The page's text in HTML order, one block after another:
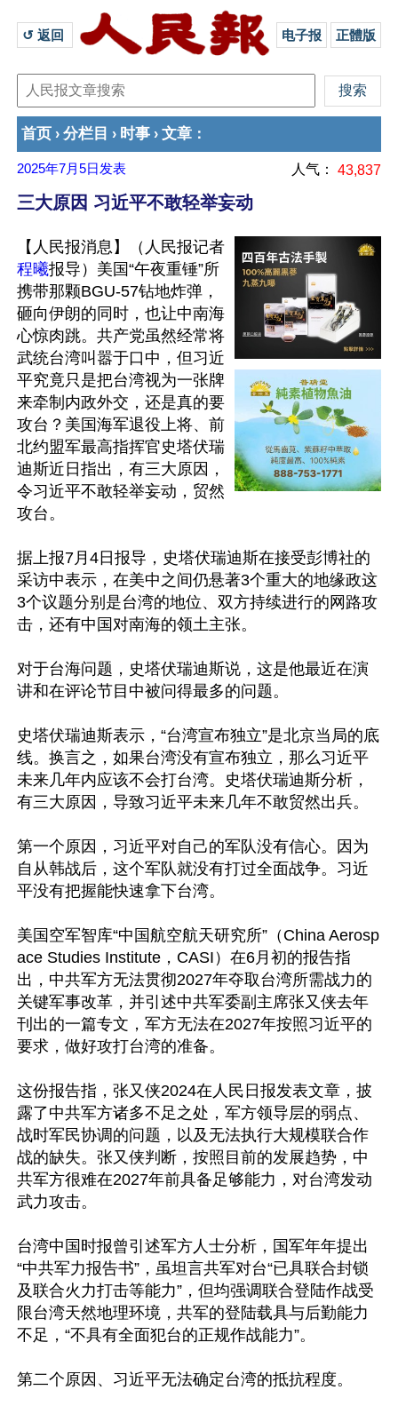
↺ 返回 电子报 正體版
首页 › 分栏目 › 时事 › 文章 ：
2025年7月5日 发表 人气： 43,837
三大原因 习近平不敢轻举妄动
【人民报消息】（人民报记者
程曦报导）美国“午夜重锤”所
携带那颗BGU-57钻地炸弹，
砸向伊朗的同时，也让中南海
心惊肉跳。共产党虽然经常将
武统台湾叫嚣于口中，但习近
平究竟只是把台湾视为一张牌
来牵制内政外交，还是真的要
攻台？美国海军退役上将、前
北约盟军最高指挥官史塔伏瑞
迪斯近日指出，有三大原因，
令习近平不敢轻举妄动，贸然
攻台。
据上报7月4日报导，史塔伏瑞迪斯在接受彭博社的
采访中表示，在美中之间仍悬著3个重大的地缘政这
3个议题分别是台湾的地位、双方持续进行的网路攻
击，还有中国对南海的领土主张。
对于台海问题，史塔伏瑞迪斯说，这是他最近在演
讲和在评论节目中被问得最多的问题。
史塔伏瑞迪斯表示，“台湾宣布独立”是北京当局的底
线。换言之，如果台湾没有宣布独立，那么习近平
未来几年内应该不会打台湾。史塔伏瑞迪斯分析，
有三大原因，导致习近平未来几年不敢贸然出兵。
第一个原因，习近平对自己的军队没有信心。因为
自从韩战后，这个军队就没有打过全面战争。习近
平没有把握能快速拿下台湾。
美国空军智库“中国航空航天研究所”（China Aerosp
ace Studies Institute，CASI）在6月初的报告指
出，中共军方无法贯彻2027年夺取台湾所需战力的
关键军事改革，并引述中共军委副主席张又侠去年
刊出的一篇专文，军方无法在2027年按照习近平的
要求，做好攻打台湾的准备。
这份报告指，张又侠2024在人民日报发表文章，披
露了中共军方诸多不足之处，军方领导层的弱点、
战时军民协调的问题，以及无法执行大规模联合作
战的缺失。张又侠判断，按照目前的发展趋势，中
共军方很难在2027年前具备足够能力，对台湾发动
武力攻击。
台湾中国时报曾引述军方人士分析，国军年年提出
“中共军力报告书”，虽坦言共军对台“已具联合封锁
及联合火力打击等能力”，但均强调联合登陆作战受
限台湾天然地理环境，共军的登陆载具与后勤能力
不足，“不具有全面犯台的正规作战能力”。
第二个原因、习近平无法确定台湾的抵抗程度。